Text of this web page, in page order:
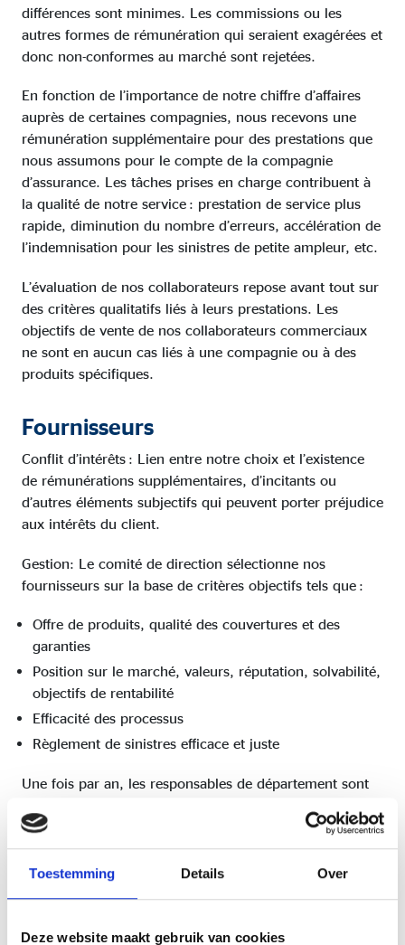
Toestemming Details Over
Deze website maakt gebruik van cookies
différences sont minimes. Les commissions ou les
autres formes de rémunération qui seraient exagérées et
donc non-conformes au marché sont rejetées.
En fonction de l’importance de notre chiffre d’affaires
auprès de certaines compagnies, nous recevons une
rémunération supplémentaire pour des prestations que
nous assumons pour le compte de la compagnie
d’assurance. Les tâches prises en charge contribuent à
la qualité de notre service : prestation de service plus
rapide, diminution du nombre d’erreurs, accélération de
l’indemnisation pour les sinistres de petite ampleur, etc.
L’évaluation de nos collaborateurs repose avant tout sur
des critères qualitatifs liés à leurs prestations. Les
objectifs de vente de nos collaborateurs commerciaux
ne sont en aucun cas liés à une compagnie ou à des
produits spécifiques.
Fournisseurs
Conflit d’intérêts : Lien entre notre choix et l’existence
de rémunérations supplémentaires, d’incitants ou
d’autres éléments subjectifs qui peuvent porter préjudice
aux intérêts du client.
Gestion: Le comité de direction sélectionne nos
fournisseurs sur la base de critères objectifs tels que :
Offre de produits, qualité des couvertures et des
garanties
Position sur le marché, valeurs, réputation, solvabilité,
objectifs de rentabilité
Efficacité des processus
Règlement de sinistres efficace et juste
Une fois par an, les responsables de département sont
sur plusieurs critères : qualité des services, gamme de
produits, efficacité de la communication et de la
collaboration, et satisfaction de nos clients dans le cadre
la direction pour demander que des mesures d’urgence